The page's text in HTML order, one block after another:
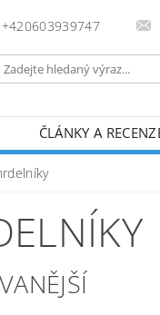
+420603939747
ČLÁNKY A
A VRÁCENÍ ZBOŽÍ